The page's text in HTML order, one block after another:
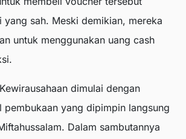
yang sah. Meski demikian, mereka
untuk menggunakan uang cash
dimulai dengan
pembukaan yang dipimpin langsung
Dalam sambutannya